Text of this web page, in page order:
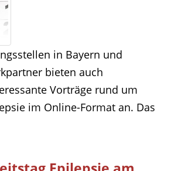
in Bayern und
bieten auch
Vorträge rund um
im Online-Format an. Das